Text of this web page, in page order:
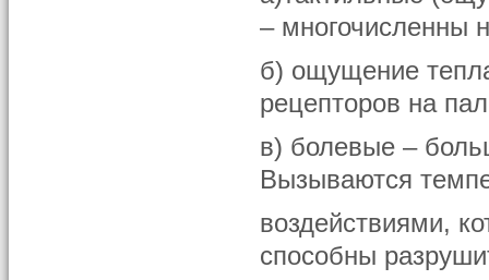
– многочисленны
б) ощущение
рецепторов на
в) болевые –
Вызываются
воздействиями,
способны